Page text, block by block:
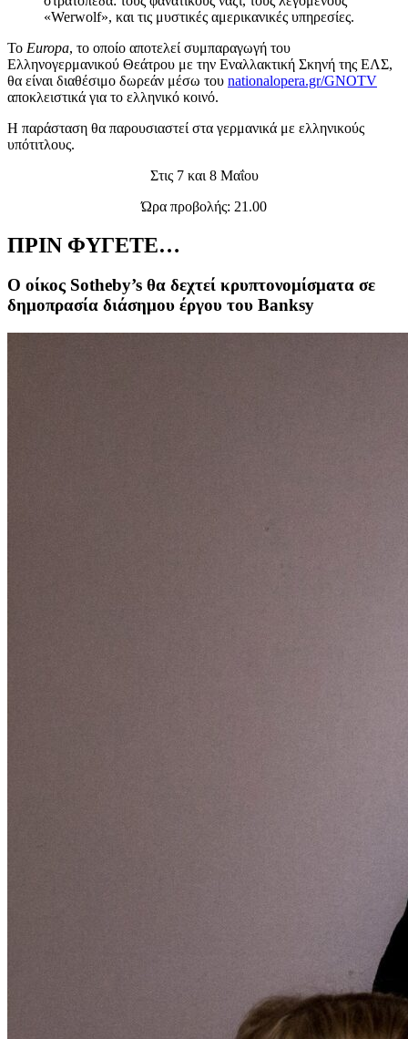
«Werwolf», και τις μυστικές αμερικανικές υπηρεσίες.
Το Europa, το οποίο αποτελεί συμπαραγωγή του
Ελληνογερμανικού Θεάτρου με την Εναλλακτική Σκηνή της ΕΛΣ,
θα είναι διαθέσιμο δωρεάν μέσω του nationalopera.gr/GNOTV
αποκλειστικά για το ελληνικό κοινό.
Η παράσταση θα παρουσιαστεί στα γερμανικά με ελληνικούς
υπότιτλους.
Στις 7 και 8 Μαΐου
Ώρα προβολής: 21.00
ΠΡΙΝ ΦΥΓΕΤΕ…
Ο οίκος Sotheby’s θα δεχτεί κρυπτονομίσματα σε
δημοπρασία διάσημου έργου του Banksy